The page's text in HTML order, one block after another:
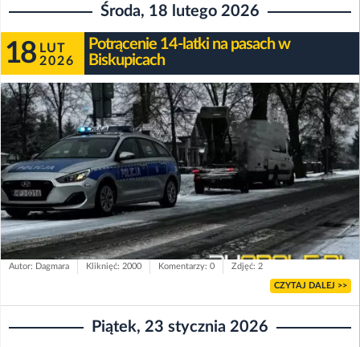
Środa, 18 lutego 2026
18 LUT
2026
Potrącenie 14-latki na pasach w
Biskupicach
Autor: Dagmara Kliknięć: 2000 Komentarzy: 0 Zdjęć: 2
CZYTAJ DALEJ >>
Piątek, 23 stycznia 2026